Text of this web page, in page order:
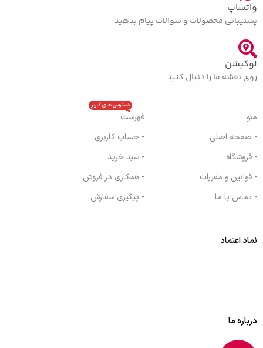
واتساپ
پشتیبانی محصولات و سوالات پیام بدهید
لوکیشن
روی نقشه ما را دنبال کنید
منو
- صفحه اصلی
- فروشگاه
- قوانین و مقررات
- تماس با ما
فهرست
دسترسی های کاربر
- حساب کاربری
- سبد خرید
- همکاری در فروش
- پیگیری سفارش
نماد اعتماد
درباره ما